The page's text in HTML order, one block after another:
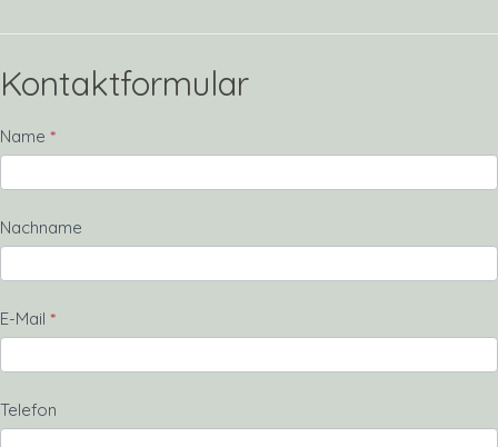
Kontaktformular
Kontakt
Name *
Nachname
E-Mail *
Telefon